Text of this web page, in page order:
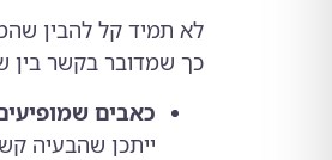
לא תמיד קל להבין
כך שמדובר בקשר בין
כאבים
ייתכן שהבעיה